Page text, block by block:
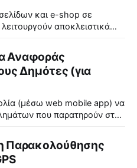
και e-shop σε
αποκλειστικά
ενεργειακή απόδοση.
Αναφοράς
Δημότες (για
(μέσω web mobile app) να
που παρατηρούν στη
Παρακολούθησης